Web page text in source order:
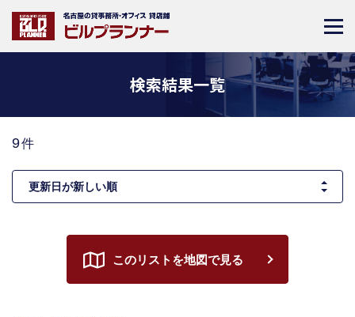
検索結果一覧
9件
このリストを地図で見る